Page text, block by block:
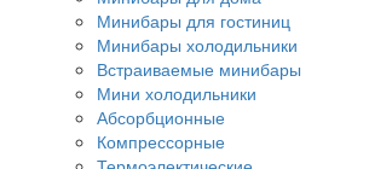
Минибары для гостиниц
Минибары холодильники
Встраиваемые минибары
Мини холодильники
Абсорбционные
Компрессорные